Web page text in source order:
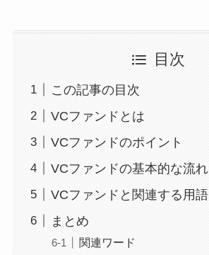
目次
この記事の目次
VCファンドとは
VCファンドのポイント
VCファンドの基本的な流れ
VCファンドと関連する用語
まとめ
関連ワード